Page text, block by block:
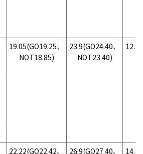
19.05(GO19.25、
NOT18.85)
23.9(GO24.40、
NOT23.40)
22.22(GO22.42、
26.9(GO27.40、